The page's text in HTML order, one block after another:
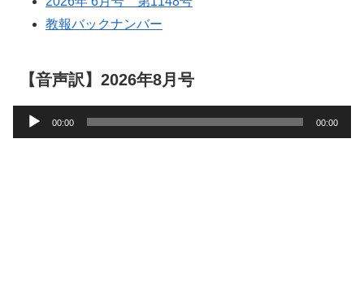
教報バックナンバー
【音声訳】2026年8月号
声
00:00 00:00